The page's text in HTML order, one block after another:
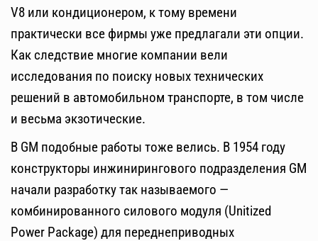
V8 или кондиционером, к тому времени
практически все фирмы уже предлагали эти опции.
Как следствие многие компании вели
исследования по поиску новых технических
решений в автомобильном транспорте, в том числе
и весьма экзотические.
В GM подобные работы тоже велись. В 1954 году
конструкторы инжинирингового подразделения GM
начали разработку так называемого —
комбинированного силового модуля (Unitized
Power Package) для переднеприводных